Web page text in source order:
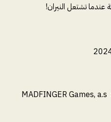
عندما تشتعل النيران!
MADFINGER Games, a.s